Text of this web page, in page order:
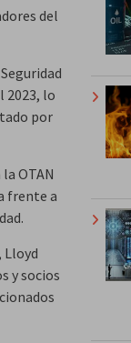
del
2023, lo
por
OTAN
frente a
Lloyd
y socios